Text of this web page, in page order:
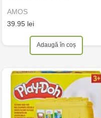
AMOS
39.95 lei
Adaugă în coș